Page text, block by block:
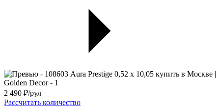
2 490 ₽/рул
Рассчитать количество